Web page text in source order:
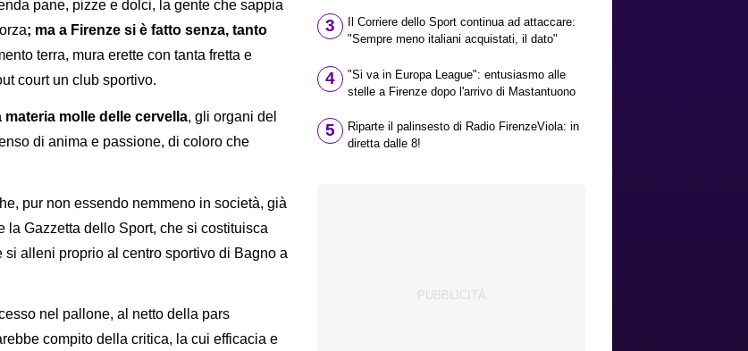
pane, pizze e dolci, la gente che sappia
; ma a Firenze si è fatto senza, tanto
terra, mura erette con tanta fretta e
court un club sportivo.
molle delle cervella, gli organi del
di anima e passione, di coloro che
pur non essendo nemmeno in società, già
la Gazzetta dello Sport, che si costituisca
si alleni proprio al centro sportivo di Bagno a
nel pallone, al netto della pars
compito della critica, la cui efficacia e
3
Il Corriere dello Sport continua ad attaccare:
"Sempre meno italiani acquistati, il dato"
4
"Si va in Europa League": entusiasmo alle
stelle a Firenze dopo l'arrivo di Mastantuono
5
Riparte il palinsesto di Radio FirenzeViola: in
diretta dalle 8!